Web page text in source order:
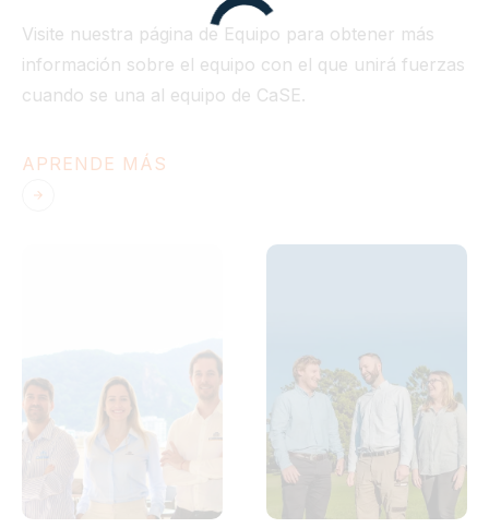
Visite nuestra página de Equipo para obtener más
información sobre el equipo con el que unirá fuerzas
cuando se una al equipo de CaSE.
APRENDE MÁS